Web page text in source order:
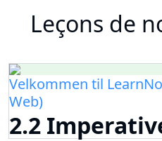
Leçons de
Velkommen til
Web)
2.2